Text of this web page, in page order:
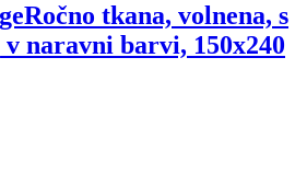
Ročno tkana, volnena, s
naravni barvi, 150x240